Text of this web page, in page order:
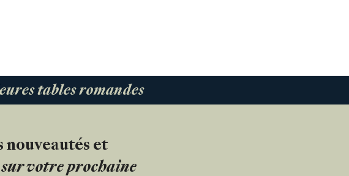
tables romandes
nouveautés et
votre prochaine